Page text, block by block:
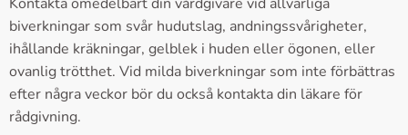
biverkningar som svår hudutslag, andningssvårigheter,
ihållande kräkningar, gelblek i huden eller ögonen, eller
ovanlig trötthet. Vid milda biverkningar som inte förbättras
efter några veckor bör du också kontakta din läkare för
rådgivning.